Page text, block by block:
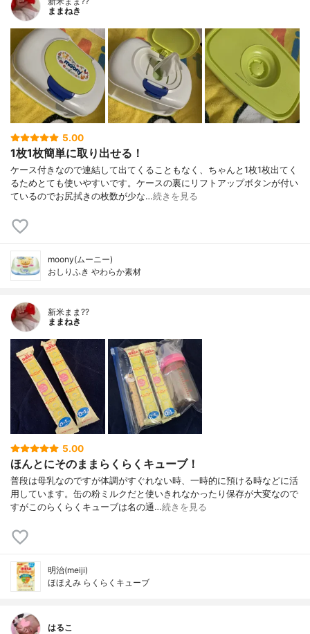
ままねき
5.00
1枚1枚簡単に取り出せる！
ケース付きなので連結して出てくることもなく、ちゃんと1枚1枚出てく
るためとても使いやすいです。ケースの裏にリフトアップボタンが付い
ているのでお尻拭きの枚数が少な…続きを見る
moony(ムーニー)
おしりふき やわらか素材
新米まま??
ままねき
5.00
ほんとにそのままらくらくキューブ！
普段は母乳なのですが体調がすぐれない時、一時的に預ける時などに活
用しています。缶の粉ミルクだと使いきれなかったり保存が大変なので
すがこのらくらくキューブは名の通…続きを見る
明治(meiji)
ほほえみ らくらくキューブ
はるこ